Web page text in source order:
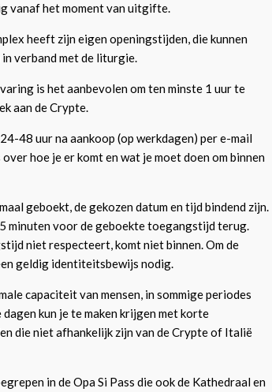
vanaf het moment van uitgifte.
heeft zijn eigen openingstijden, die kunnen
verband met de liturgie.
is het aanbevolen om ten minste 1 uur te
aan de Crypte.
48 uur na aankoop (op werkdagen) per e-mail
hoe je er komt en wat je moet doen om binnen
geboekt, de gekozen datum en tijd bindend zijn.
minuten voor de geboekte toegangstijd terug.
niet respecteert, komt niet binnen. Om de
geldig identiteitsbewijs nodig.
capaciteit van mensen, in sommige periodes
kun je te maken krijgen met korte
die niet afhankelijk zijn van de Crypte of Italië
in de Opa Si Pass die ook de Kathedraal en